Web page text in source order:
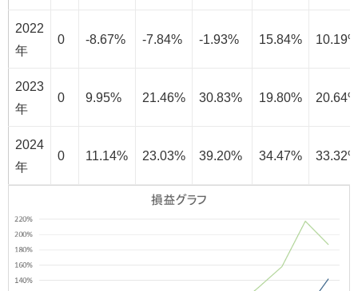
2022
年
0 -8.67% -7.84% -1.93% 15.84% 10.19%
2023
年
0 9.95% 21.46% 30.83% 19.80% 20.64%
2024
年
0 11.14% 23.03% 39.20% 34.47% 33.32%